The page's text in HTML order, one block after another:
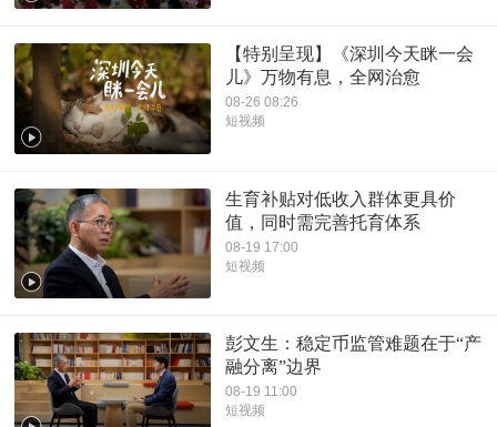
【特别呈现】《深圳今天眯一会
儿》万物有息，全网治愈
08-26 08:26
短视频
生育补贴对低收入群体更具价
值，同时需完善托育体系
08-19 17:00
短视频
彭文生：稳定币监管难题在于“产
融分离”边界
08-19 11:00
短视频